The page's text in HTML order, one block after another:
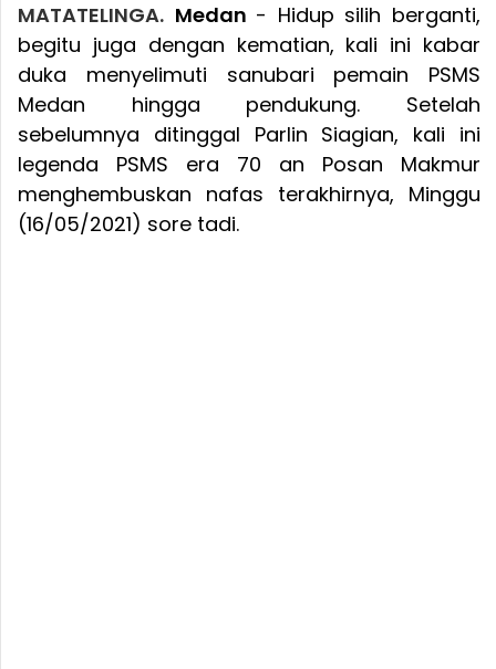
MATATELINGA. Medan - Hidup silih berganti,
begitu juga dengan kematian, kali ini kabar
duka menyelimuti sanubari pemain PSMS
Medan hingga pendukung. Setelah
sebelumnya ditinggal Parlin Siagian, kali ini
legenda PSMS era 70 an Posan Makmur
menghembuskan nafas terakhirnya, Minggu
(16/05/2021) sore tadi.